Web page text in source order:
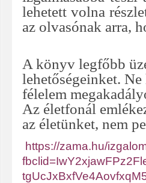
lehetett volna
az olvasónak arra,
A könyv legfőbb
lehetőségeinket.
félelem
Az életfonál
az életünket, nem
https://zama.hu/